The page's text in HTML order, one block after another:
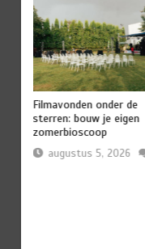
Filmavonden onder de
sterren: bouw je eigen
zomerbioscoop
augustus 5, 2026